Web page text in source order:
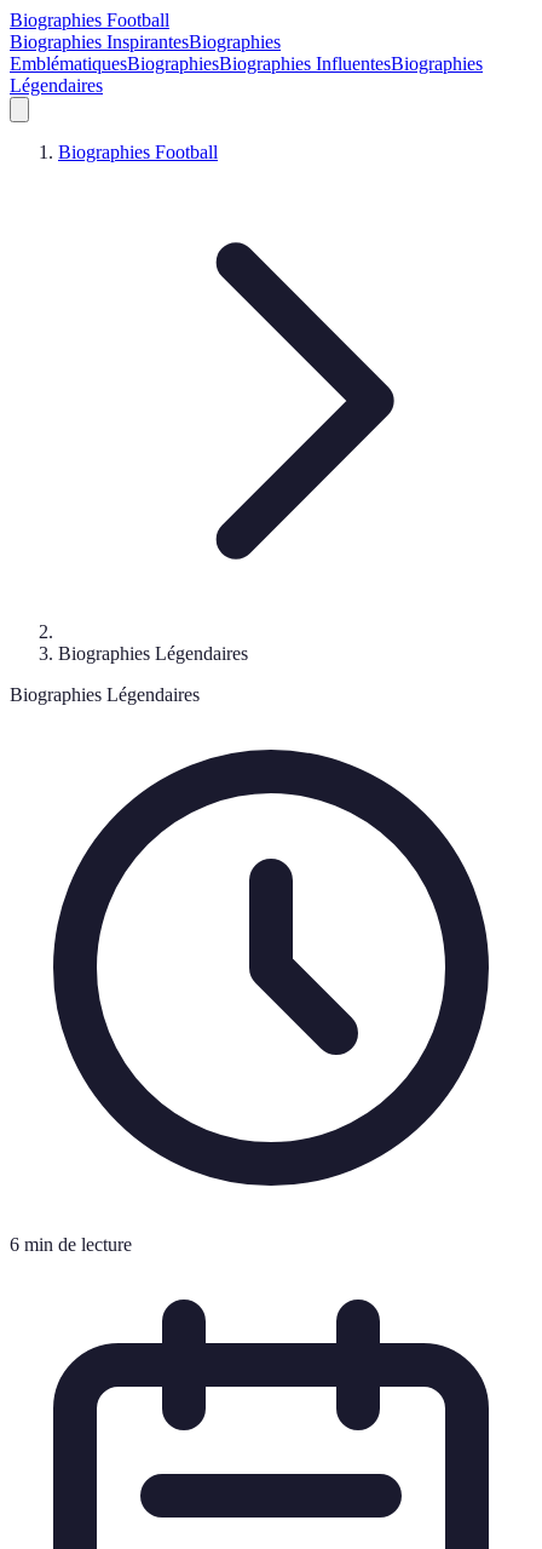
Biographies Football
Biographies InspirantesBiographies
EmblématiquesBiographiesBiographies InfluentesBiographies
Légendaires
Biographies Football
Biographies Légendaires
Biographies Légendaires
6 min de lecture